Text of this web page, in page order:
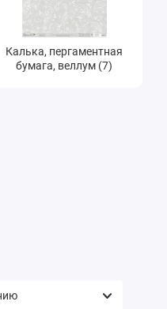
Калька, пергаментная
бумага, веллум (7)